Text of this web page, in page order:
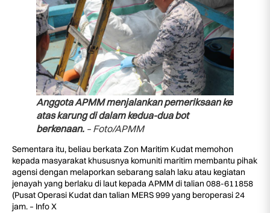
Anggota APMM menjalankan pemeriksaan ke
atas karung di dalam kedua-dua bot
berkenaan. – Foto/APMM
Sementara itu, beliau berkata Zon Maritim Kudat memohon
kepada masyarakat khususnya komuniti maritim membantu pihak
agensi dengan melaporkan sebarang salah laku atau kegiatan
jenayah yang berlaku di laut kepada APMM di talian 088-611858
(Pusat Operasi Kudat dan talian MERS 999 yang beroperasi 24
jam. – Info X